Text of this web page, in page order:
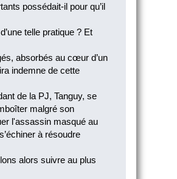
possédait-il pour qu’il
telle pratique ? Et
absorbés au cœur d’un
indemne de cette
de la PJ, Tanguy, se
malgré son
l'assassin masqué au
à résoudre
alors suivre au plus